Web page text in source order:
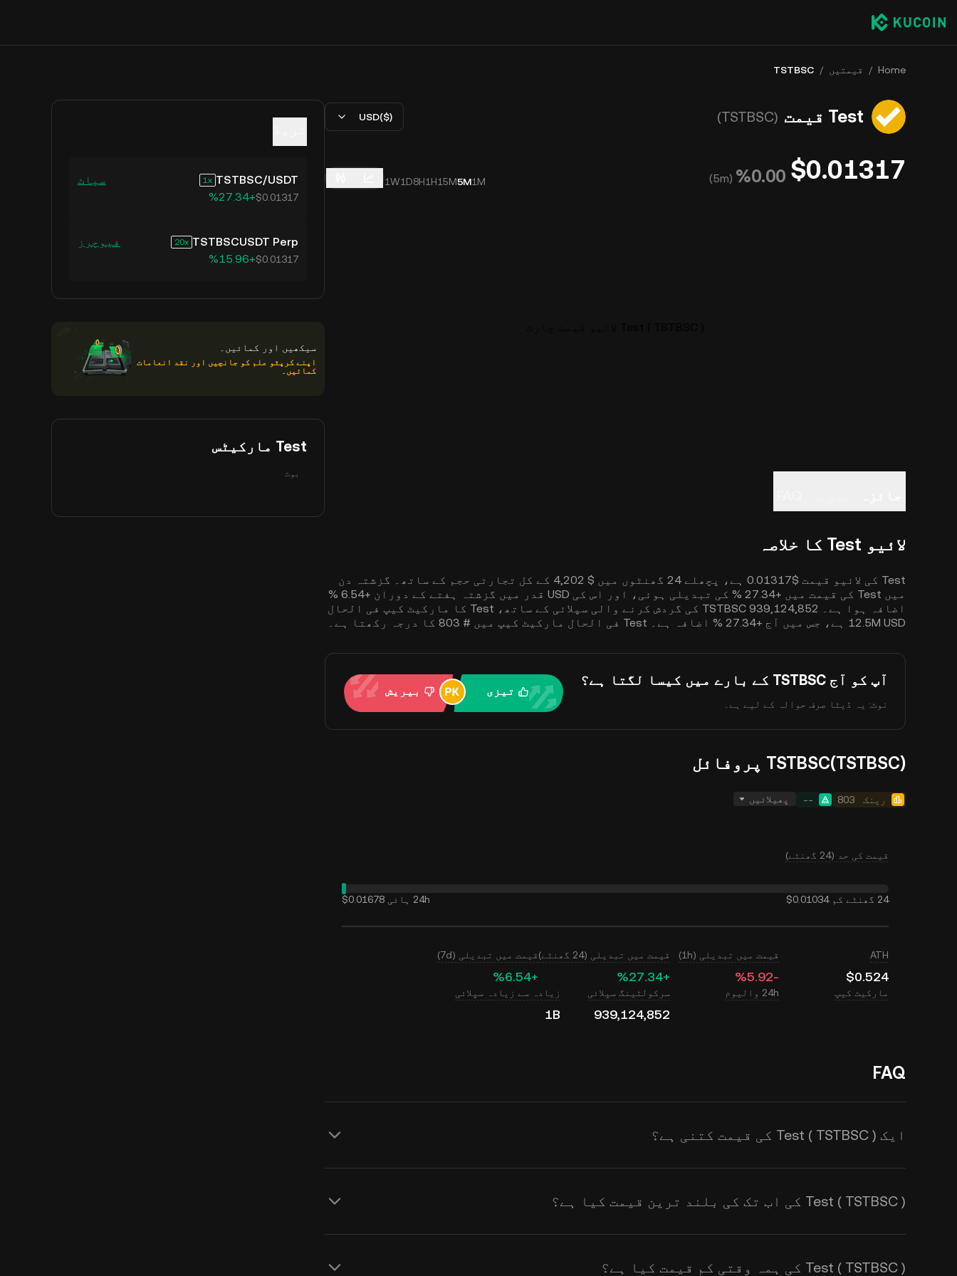
Home
/ قیمتیں /
TSTBSC
Test قیمت (TSTBSC)
USD($)
$0.01317
‮‭0.00‬%‬
(
5m
)
1M
5M
15M
1H
8H
1D
1W
لائیو Test کا خلاصہ
Test کی لائیو قیمت $0.01317 ہے، پچھلے 24 گھنٹوں میں $ 4,202 کے کل تجارتی حجم کے ساتھ۔ گزشتہ دن
میں Test کی قیمت میں +27.34 % کی تبدیلی ہوئی، اور اس کی USD قدر میں گزشتہ ہفتے کے دوران +6.54 %
اضافہ ہوا ہے۔ 939,124,852 TSTBSC کی گردش کرنے والی سپلائی کے ساتھ، Test کا مارکیٹ کیپ فی الحال
12.5M USD ہے، جس میں آج +27.34 % اضافہ ہے۔ Test فی الحال مارکیٹ کیپ میں # 803 کا درجہ رکھتا ہے۔
آپ کو آج TSTBSC کے بارے میں کیسا لگتا ہے؟
نوٹ: یہ ڈیٹا صرف حوالہ کے لیے ہے۔
تیزی بیریش
TSTBSC(TSTBSC) پروفائل
رینک 803
-- پھیلائیں
قیمت کی حد (24 گھنٹے)
24 گھنٹے کم $0.01034 24h ہائی $0.01678
ATH
$0.524
قیمت میں تبدیلی (1h)
‮-‭5.92‬%‬
قیمت میں تبدیلی (24 گھنٹے)
‮+‭27.34‬%‬
قیمت میں تبدیلی (7d)
‮+‭6.54‬%‬
مارکیٹ کیپ 24h والیوم سرکولٹینگ سپلائی
939,124,852
زیادہ سے زیادہ سپلائی
1B
FAQ
ایک Test ( TSTBSC ) کی قیمت کتنی ہے؟
KuCoin Test ( TSTBSC ) کے لیے ریئل ٹائم USD قیمت کے اپ ڈیٹس فراہم
کرتا ہے۔ اس کی قیمت طلب اور رسد کے ساتھ ساتھ مارکیٹ کے جذبات سے
Test ( TSTBSC ) کی اب تک کی بلند ترین قیمت کیا ہے؟
Test ( TSTBSC ) کی ہمہ وقتی کم قیمت کیا ہے؟
TSTBSC/USDT
1 سپاٹ
$0.01317
‮+‭27.34‬%‬
TSTBSCUSDT Perp
20 فیوچرز
$0.01317
‮+‭15.96‬%‬
سیکھیں اور کمائیں۔
اپنے کرپٹو علم کو جانچیں اور نقد انعامات
کمائیں۔
Test مارکیٹس
بوٹ